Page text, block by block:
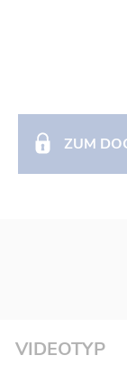
ZUM
VIDEOTYP